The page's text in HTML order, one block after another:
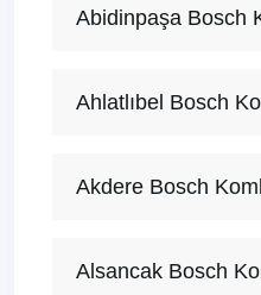
Abidinpaşa Bosch
Ahlatlıbel Bosch
Akdere Bosch
Alsancak Bosch